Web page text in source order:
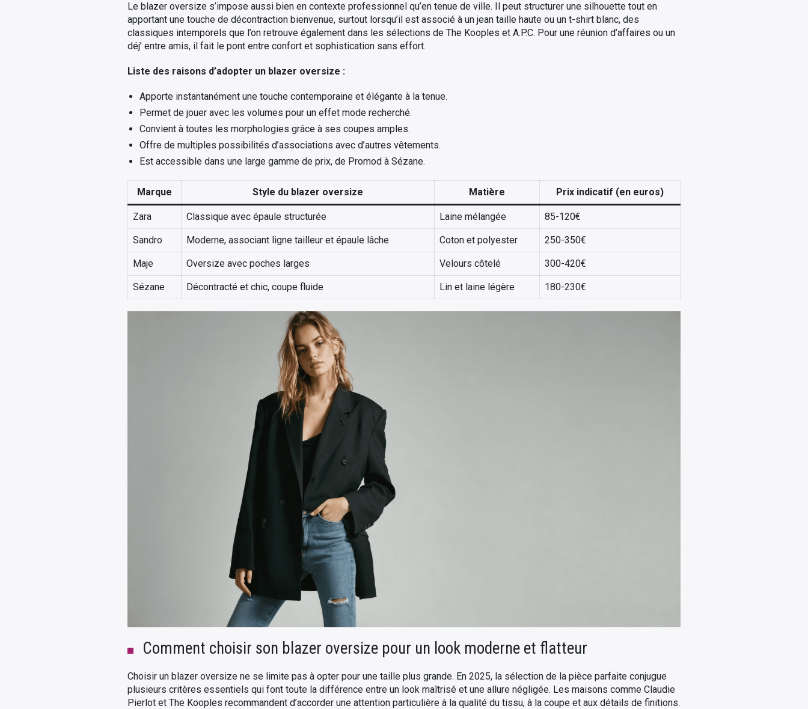
Le blazer oversize s’impose aussi bien en contexte professionnel qu’en tenue de ville. Il peut structurer une silhouette tout en
apportant une touche de décontraction bienvenue, surtout lorsqu’il est associé à un jean taille haute ou un t-shirt blanc, des
classiques intemporels que l’on retrouve également dans les sélections de The Kooples et A.P.C. Pour une réunion d’affaires ou un
déj’ entre amis, il fait le pont entre confort et sophistication sans effort.
Liste des raisons d’adopter un blazer oversize :
Apporte instantanément une touche contemporaine et élégante à la tenue.
Permet de jouer avec les volumes pour un effet mode recherché.
Convient à toutes les morphologies grâce à ses coupes amples.
Offre de multiples possibilités d’associations avec d’autres vêtements.
Est accessible dans une large gamme de prix, de Promod à Sézane.
Marque Style du blazer oversize Matière Prix indicatif (en euros)
Zara Classique avec épaule structurée Laine mélangée 85-120€
Sandro Moderne, associant ligne tailleur et épaule lâche Coton et polyester 250-350€
Maje Oversize avec poches larges Velours côtelé 300-420€
Sézane Décontracté et chic, coupe fluide Lin et laine légère 180-230€
Comment choisir son blazer oversize pour un look moderne et flatteur
Choisir un blazer oversize ne se limite pas à opter pour une taille plus grande. En 2025, la sélection de la pièce parfaite conjugue
plusieurs critères essentiels qui font toute la différence entre un look maîtrisé et une allure négligée. Les maisons comme Claudie
Pierlot et The Kooples recommandent d’accorder une attention particulière à la qualité du tissu, à la coupe et aux détails de finitions.